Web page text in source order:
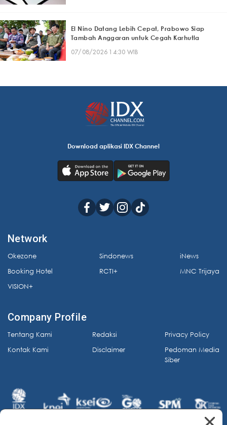
El Nino Datang Lebih Cepat, Prabowo Siap
Tambah Anggaran untuk Cegah Karhutla
07/08/2026 14:30 WIB
Download aplikasi IDX Channel
Network
Okezone
Booking Hotel
VISION+
Sindonews
RCTI+
iNews
MNC Trijaya
Company Profile
Tentang Kami
Kontak Kami
Redaksi
Disclaimer
Privacy Policy
Pedoman Media
Siber